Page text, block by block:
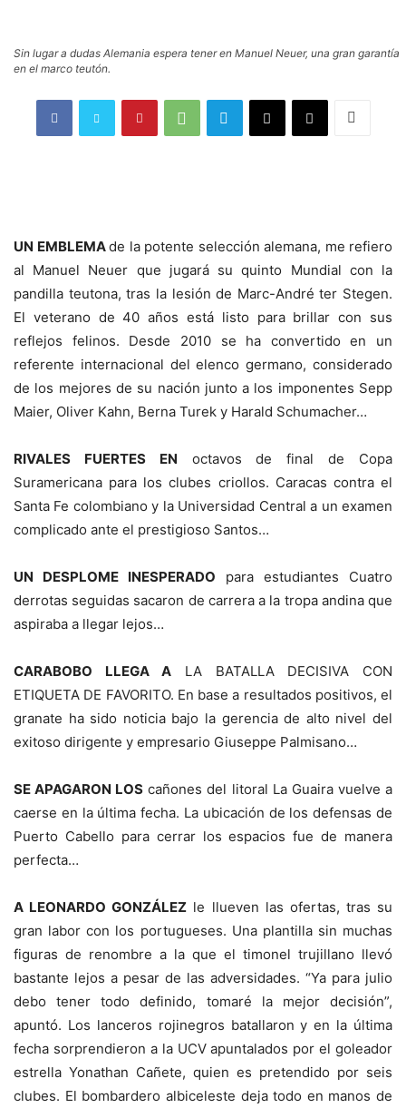
Sin lugar a dudas Alemania espera tener en Manuel Neuer, una gran garantía
en el marco teutón.
UN EMBLEMAde la potente selección alemana, me refiero
al Manuel Neuer que jugará su quinto Mundial con la
pandilla teutona, tras la lesión de Marc-André ter Stegen.
El veterano de 40 años está listo para brillar con sus
reflejos felinos. Desde 2010 se ha convertido en un
referente internacional del elenco germano, considerado
de los mejores de su nación junto a los imponentes Sepp
Maier, Oliver Kahn, Berna Turek y Harald Schumacher…
RIVALES FUERTES EN octavos de final de Copa
Suramericana para los clubes criollos. Caracas contra el
Santa Fe colombiano y la Universidad Central a un examen
complicado ante el prestigioso Santos…
UN DESPLOME INESPERADO para estudiantes Cuatro
derrotas seguidas sacaron de carrera a la tropa andina que
aspiraba a llegar lejos…
CARABOBO LLEGA A LA BATALLA DECISIVA CON
ETIQUETA DE FAVORITO. En base a resultados positivos, el
granate ha sido noticia bajo la gerencia de alto nivel del
exitoso dirigente y empresario Giuseppe Palmisano…
SE APAGARON LOS cañones del litoral La Guaira vuelve a
caerse en la última fecha. La ubicación de los defensas de
Puerto Cabello para cerrar los espacios fue de manera
perfecta…
A LEONARDO GONZÁLEZ le llueven las ofertas, tras su
gran labor con los portugueses. Una plantilla sin muchas
figuras de renombre a la que el timonel trujillano llevó
bastante lejos a pesar de las adversidades. “Ya para julio
debo tener todo definido, tomaré la mejor decisión”,
apuntó. Los lanceros rojinegros batallaron y en la última
fecha sorprendieron a la UCV apuntalados por el goleador
estrella Yonathan Cañete, quien es pretendido por seis
clubes. El bombardero albiceleste deja todo en manos de